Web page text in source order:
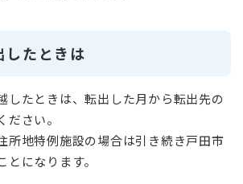
したときは
したときは、転出した月から転出先の
さい。
所地特例施設の場合は引き続き戸田市
になります。